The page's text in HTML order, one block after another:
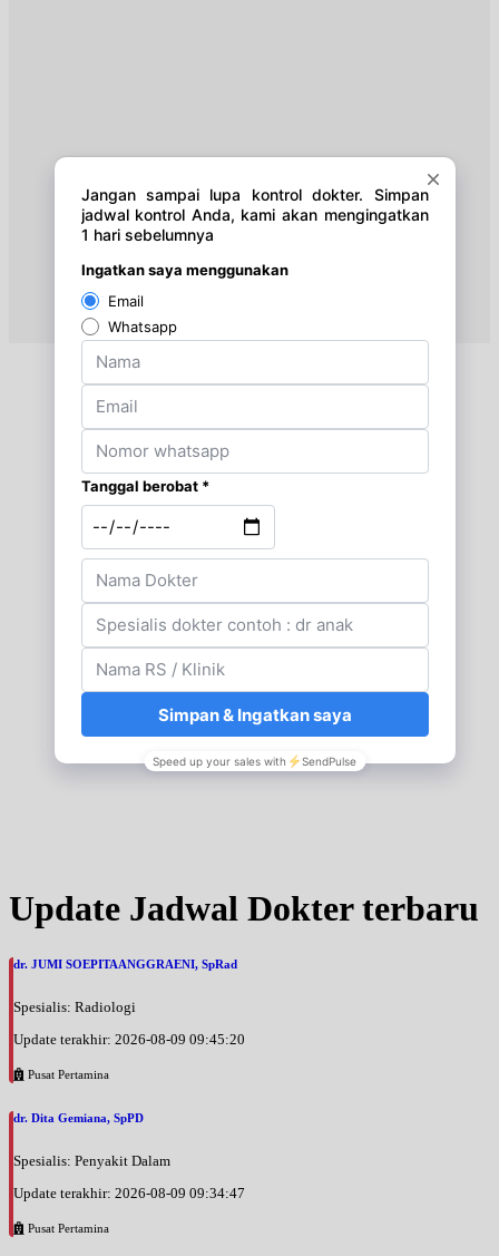
Update Jadwal Dokter terbaru
dr. JUMI SOEPITAANGGRAENI, SpRad
Spesialis: Radiologi
Update terakhir: 2026-08-09 09:45:20
Pusat Pertamina
dr. Dita Gemiana, SpPD
Spesialis: Penyakit Dalam
Update terakhir: 2026-08-09 09:34:47
Pusat Pertamina